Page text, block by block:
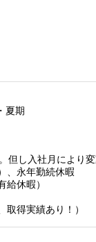
夏期
し入社月により
、永年勤続休暇
休暇）
得実績あり！）